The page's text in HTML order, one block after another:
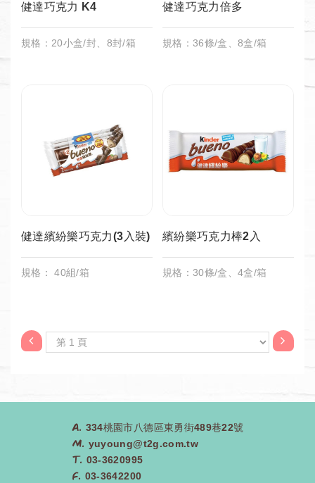
健達巧克力 K4
規格：20小盒/封、8封/箱
健達巧克力倍多
規格：36條/盒、8盒/箱
健達繽紛樂巧克力(3入裝)
規格： 40組/箱
繽紛樂巧克力棒2入
規格：30條/盒、4盒/箱
A. 334桃園市八德區東勇街489巷22號
M. yuyoung@t2g.com.tw
T. 03-3620995
F. 03-3642200